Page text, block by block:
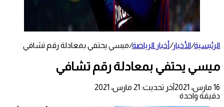
الرئيسية/الأخبار/أخبار الرياضة/ميسي يحتفي بمعادلة رقم تشافي
ميسي يحتفي بمعادلة رقم تشافي
16 مارس، 2021
آخر تحديث: 21 مارس، 2021
دقيقة واحدة